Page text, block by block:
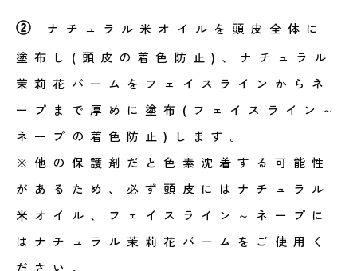
②
ナチュラル米オイルを頭皮全体に
塗布し(頭皮の着色防止)、ナチュラル
茉莉花バームをフェイスラインからネ
ープまで厚めに塗布(フェイスライン～
ネープの着色防止)します。
※他の保護剤だと色素沈着する可能性
があるため、必ず頭皮にはナチュラル
米オイル、フェイスライン～ネープに
はナチュラル茉莉花バームをご使用く